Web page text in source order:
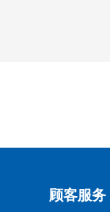
顾客服务